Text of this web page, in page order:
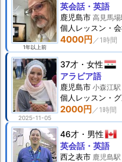
1年以上前
4000円
英会話・英語
鹿児島市 高見馬場
個人 レッスン ・
2025-11-05
37才 女性
2000円
アラビア語
鹿児島市 小森江駅
個人 レッスン ・
46才 男性
英会話・英語
西之表市 鹿児島駅